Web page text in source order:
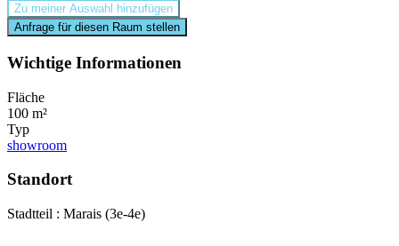
Zu meiner Auswahl hinzufügen
Anfrage für diesen Raum stellen
Wichtige Informationen
Fläche
100 m²
Typ
showroom
Standort
Stadtteil : Marais (3e-4e)